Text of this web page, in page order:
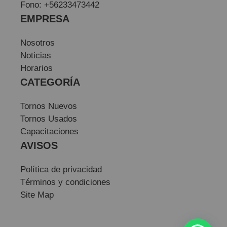
Fono: +56233473442
EMPRESA
Nosotros
Noticias
Horarios
CATEGORÍA
Tornos Nuevos
Tornos Usados
Capacitaciones
AVISOS
Política de privacidad
Términos y condiciones
Site Map